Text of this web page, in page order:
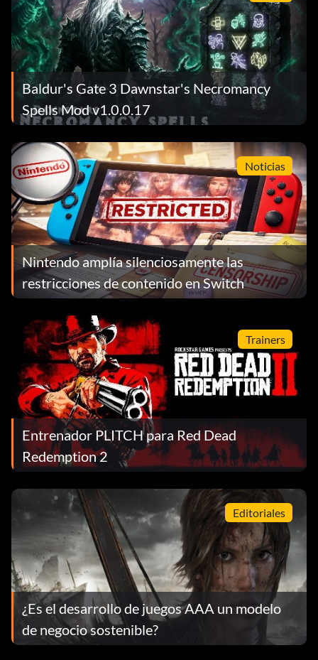
Baldur's Gate 3 Dawnstar's Necromancy
Spells Mod v1.0.0.17
Noticias
Nintendo amplía silenciosamente las
restricciones de contenido en Switch
Trainers
Entrenador PLITCH para Red Dead
Redemption 2
Editoriales
¿Es el desarrollo de juegos AAA un modelo
de negocio sostenible?